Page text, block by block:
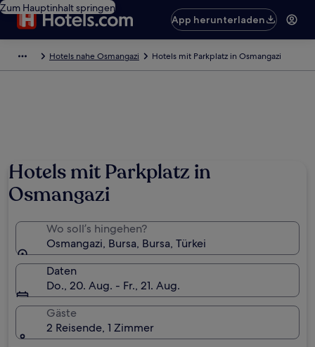
Zum Hauptinhalt springen
App herunterladen
Hotels nahe Osmangazi Hotels mit Parkplatz in Osmangazi
Hotels mit Parkplatz in
Osmangazi
Wo soll’s hingehen?
Osmangazi, Bursa, Bursa, Türkei
Daten
Do., 20. Aug. - Fr., 21. Aug.
Gäste
2 Reisende, 1 Zimmer